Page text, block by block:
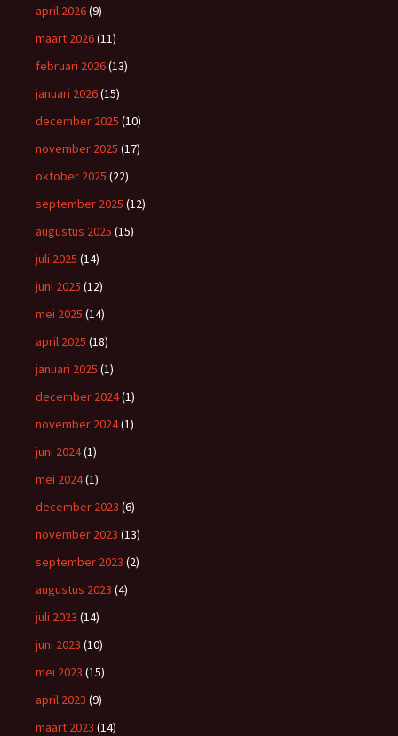
april 2026(9)
maart 2026(11)
februari 2026(13)
januari 2026(15)
december 2025 (10)
november 2025 (17)
oktober 2025 (22)
september 2025 (12)
augustus 2025 (15)
juli 2025 (14)
juni 2025 (12)
mei 2025 (14)
april 2025 (18)
januari 2025 (1)
december 2024(1)
november 2024(1)
juni 2024(1)
mei 2024(1)
december 2023 (6)
november 2023 (13)
september 2023 (2)
augustus 2023 (4)
juli 2023 (14)
juni 2023 (10)
mei 2023 (15)
april 2023 (9)
maart 2023 (14)